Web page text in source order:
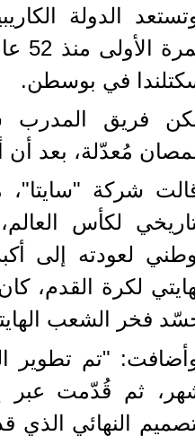
الدولة
في بوسطن.
فريق المدرب
مُعدّلة، بعد أن
شركة
لكأس
لعودته إلى
لكرة القدم،
فخر الشعب
"تم تطوير
ثم قُدّمت عبر
النهائي الذي